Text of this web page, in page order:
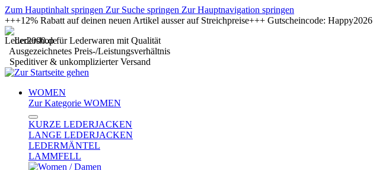
Zum Hauptinhalt springen Zur Suche springen Zur Hauptnavigation springen
+++12% Rabatt auf deinen neuen Artikel ausser auf Streichpreise+++ Gutscheincode: Happy2026
Ledershop für Lederwaren mit Qualität
Ausgezeichnetes Preis-/Leistungsverhältnis
Speditiver & unkomplizierter Versand
WOMEN
Zur Kategorie WOMEN
KURZE LEDERJACKEN
LANGE LEDERJACKEN
LEDERMÄNTEL
LAMMFELL